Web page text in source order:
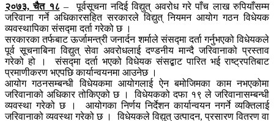
२०७३, चैत १८ – पूर्वसूचना नदिई विद्युत् अवरोध गरे पाँच लाख रुपियाँसम्म
जरिवाना गर्ने अधिकारसहित सरकारले विद्युत् नियमन आयोग गठन विधेयक
व्यवस्थापिका संसद्मा दर्ता गरेको छ ।
सरकारका तर्फबाट ऊर्जामन्त्री जनार्दन शर्माले संसद्मा दर्ता गर्नुभएको विधेयकले
पूर्व सूचनाबिना विद्युत् सेवा अवरोधलाई दण्डनीय मान्दै जरिवानाको प्रस्ताव
गरेको हो । संसद्मा दर्ता भएको विधेयक संसद्बाट पारित भई राष्ट्रपतिबाट
प्रमाणीकरण भएपछि कार्यान्वयनमा आउनेछ ।
आयोग गठनसम्बन्धी विधेयकमा आयोगलाई ऐन बमोजिमका काम नभएकोमा
जरिवानाको अधिकार तोकिएको छ । विधेयकको दफा १९ ले जरिवानासम्बन्धी
व्यवस्था गरेको छ । आयोगका निर्णय निर्देशन कार्यान्वयन नगर्ने व्यक्तिलाई
जरिवानाको व्यवस्था गरेको छ । विधेयकले विद्युत् उत्पादन, प्रसारण वितरण वा